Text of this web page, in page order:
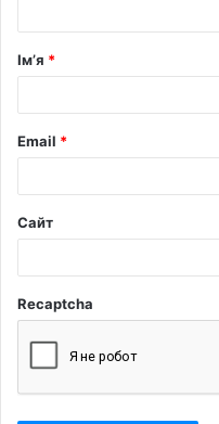
Ім’я *
Email *
Сайт
Recaptcha